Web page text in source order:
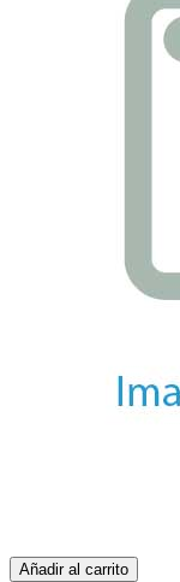
Añadir al carrito